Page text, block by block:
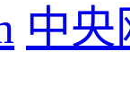
中